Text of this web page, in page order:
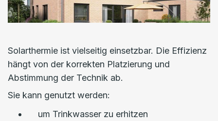
Solarthermie ist vielseitig einsetzbar. Die Effizienz
hängt von der korrekten Platzierung und
Abstimmung der Technik ab.
Sie kann genutzt werden:
um Trinkwasser zu erhitzen